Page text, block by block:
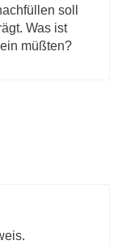
soll
Was ist
müßten?